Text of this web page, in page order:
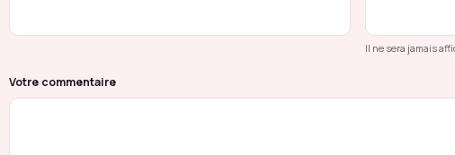
Il ne sera jamais
Votre commentaire